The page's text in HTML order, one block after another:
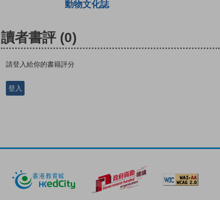
動物文化誌
讀者書評 (0)
請登入給你的書籍評分
登入